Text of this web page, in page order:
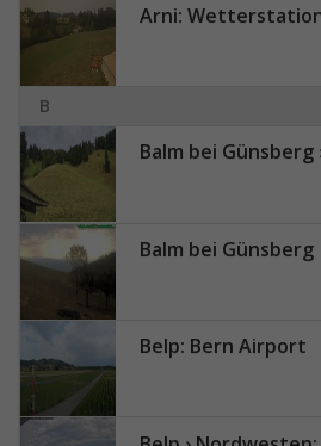
Arni:
B
Balm bei Günsberg
Balm bei Günsberg
Belp: Bern Airport